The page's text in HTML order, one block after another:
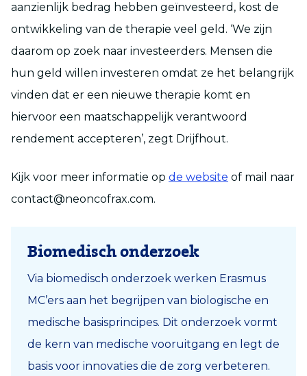
aanzienlijk bedrag hebben geïnvesteerd, kost de
ontwikkeling van de therapie veel geld. ‘We zijn
daarom op zoek naar investeerders. Mensen die
hun geld willen investeren omdat ze het belangrijk
vinden dat er een nieuwe therapie komt en
hiervoor een maatschappelijk verantwoord
rendement accepteren’, zegt Drijfhout.
Kijk voor meer informatie op de website of mail naar
contact@neoncofrax.com.
Biomedisch onderzoek
Via biomedisch onderzoek werken Erasmus
MC’ers aan het begrijpen van biologische en
medische basisprincipes. Dit onderzoek vormt
de kern van medische vooruitgang en legt de
basis voor innovaties die de zorg verbeteren.